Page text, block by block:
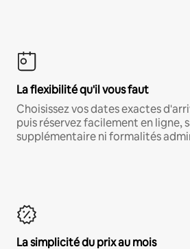
La flexibilité qu'il vous faut
Choisissez vos dates exactes
puis réservez facilement en ligne,
supplémentaire ni formalités
La simplicité du prix au mois